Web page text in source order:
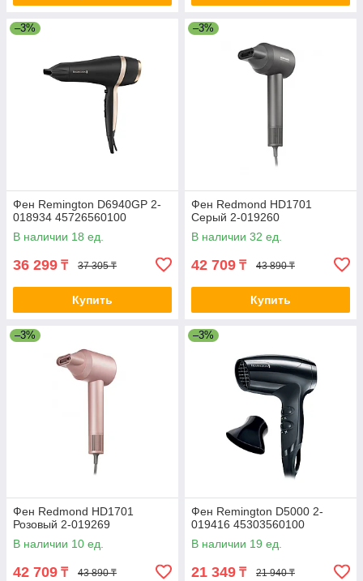
–3%
Фен Remington D6940GP 2-
018934 45726560100
В наличии 18 ед.
36 299 ₸ 37 305 ₸
Купить
–3%
Фен Redmond HD1701
Серый 2-019260
В наличии 32 ед.
42 709 ₸ 43 890 ₸
Купить
–3%
Фен Redmond HD1701
Розовый 2-019269
В наличии 10 ед.
42 709 ₸ 43 890 ₸
–3%
Фен Remington D5000 2-
019416 45303560100
В наличии 19 ед.
21 349 ₸ 21 940 ₸